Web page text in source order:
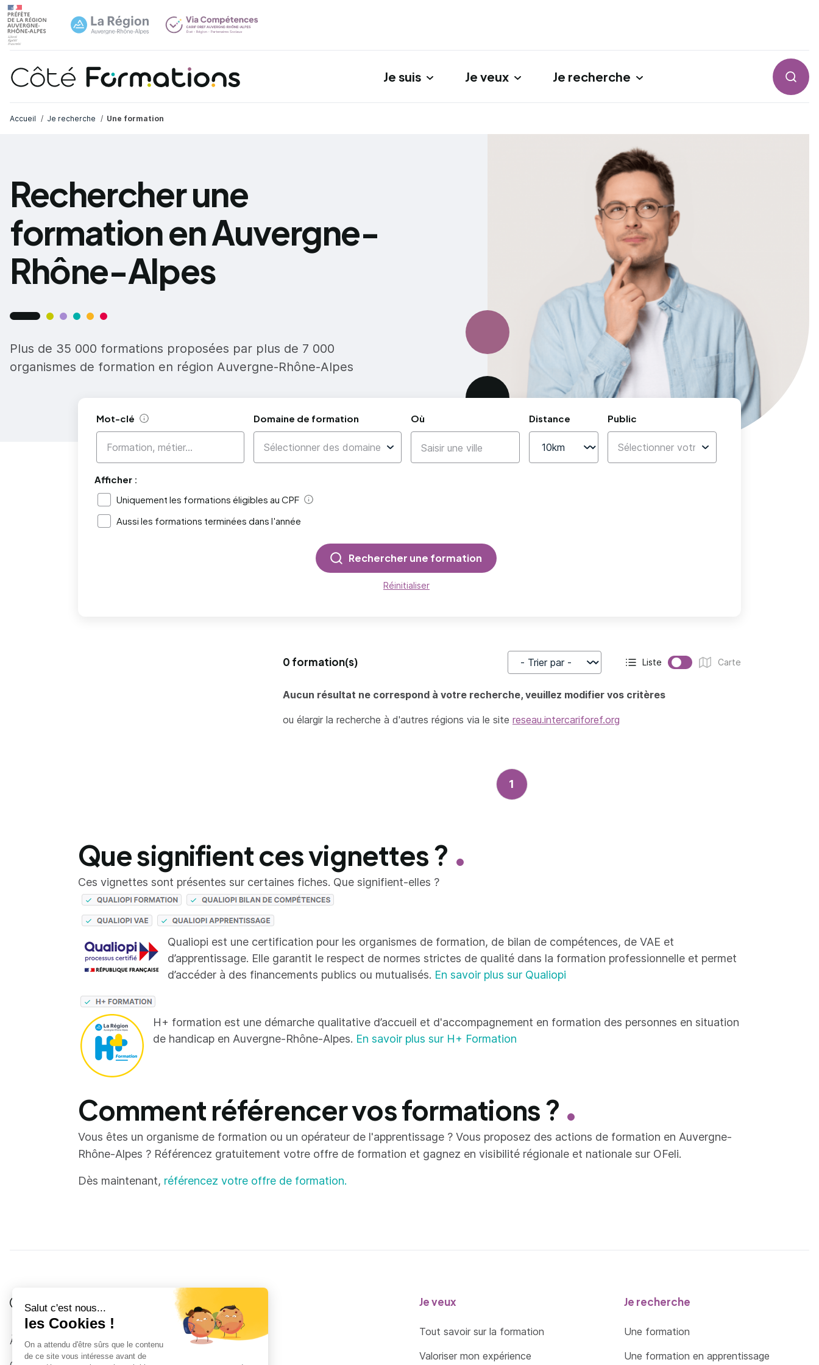
Je suis Je veux Je recherche
Accueil Je recherche Une formation
Rechercher une
formation en Auvergne-
Rhône-Alpes
Plus de 35 000 formations proposées par plus de 7 000
organismes de formation en région Auvergne-Rhône-Alpes
Mot-clé Aide Domaine de formation Où Distance Public
Afficher :
Uniquement les formations éligibles au CPF
Aide
Aussi les formations terminées dans l'année
Rechercher une formation
Réinitialiser
0 formation(s)
Trier par Affichage actif :
Liste
Affichage :
Carte
Aucun résultat ne correspond à votre recherche, veuillez modifier vos critères
ou élargir la recherche à d'autres régions via le site reseau.intercariforef.org
1
Que signifient ces vignettes ?
Ces vignettes sont présentes sur certaines fiches. Que signifient-elles ?
Qualiopi est une certification pour les organismes de formation, de bilan de compétences, de VAE et
d’apprentissage. Elle garantit le respect de normes strictes de qualité dans la formation professionnelle et permet
d’accéder à des financements publics ou mutualisés. En savoir plus sur Qualiopi
H+ formation est une démarche qualitative d’accueil et d'accompagnement en formation des personnes en situation
de handicap en Auvergne-Rhône-Alpes. En savoir plus sur H+ Formation
Comment référencer vos formations ?
Vous êtes un organisme de formation ou un opérateur de l'apprentissage ? Vous proposez des actions de formation en Auvergne-
Rhône-Alpes ? Référencez gratuitement votre offre de formation et gagnez en visibilité régionale et nationale sur OFeli.
Dès maintenant, référencez votre offre de formation.
Côté Formations
À propos
Je suis
Au collège
Je veux
Tout savoir sur la formation
Valoriser mon expérience
Je recherche
Une formation
Une formation en apprentissage